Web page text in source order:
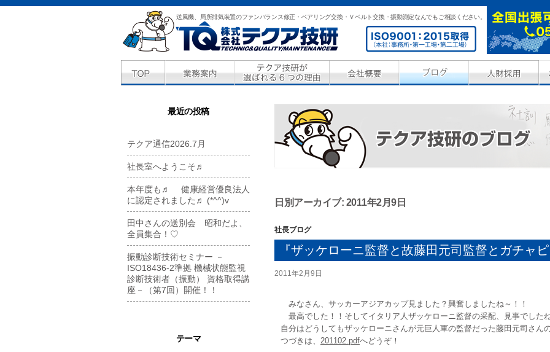
送風機、局所排気装置のファンバランス修正・ベアリング交換・Ｖベルト交換・振動測定なんでもご相談ください。
日別アーカイブ: 2011年2月9日
社長ブログ
『ザッケローニ監督と故藤田元司監督とガチャ
2011年2月9日
みなさん、サッカーアジアカップ見ました？興奮しましたね～！！
最高でした！！そしてイタリア人ザッケローニ監督の采配、見事でしたね
自分はどうしてもザッケローニさんが元巨人軍の監督だった藤田元司さん
つづきは、 201102.pdfへどうぞ！
最近の投稿
テクア通信2026.7月
社長室へようこそ♬
本年度も♬ 健康経営優良法人
に認定されました♬ (*^^)v
田中さんの送別会 昭和だよ、
全員集合！♡
振動診断技術セミナー －
ISO18436-2準拠 機械状態監視
診断技術者（振動） 資格取得講
座－（第7回）開催！！
テーマ